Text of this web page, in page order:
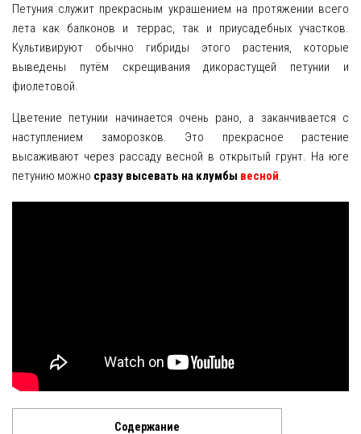
Фрукты
Груша
Ежевика
Черешня
Яблоня
Петуния служит прекрасным украшением на протяжении всего
лета как балконов и террас, так и приусадебных участков.
Культивируют обычно гибриды этого растения, которые
выведены путём скрещивания дикорастущей петунии и
фиолетовой.
Цветение петунии начинается очень рано, а заканчивается с
наступлением заморозков. Это прекрасное растение
высаживают через рассаду весной в открытый грунт. На юге
петунию можно сразу высевать на клумбы весной.
Содержание